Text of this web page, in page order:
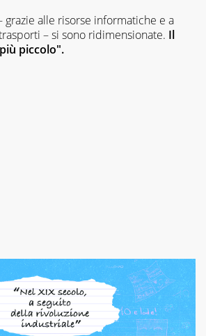
grazie alle risorse informatiche e a
– si sono ridimensionate. Il
piccolo".